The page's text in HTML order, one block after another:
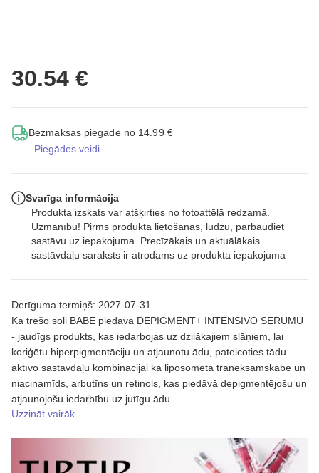
30.54 €
Bezmaksas piegāde no 14.99 €
Piegādes veidi
Derīguma termiņš: 2027-07-31
Kā trešo soli BABĒ piedāvā DEPIGMENT+ INTENSĪVO SERUMU
- jaudīgs produkts, kas iedarbojas uz dziļākajiem slāņiem, lai
koriģētu hiperpigmentāciju un atjaunotu ādu, pateicoties tādu
aktīvo sastāvdaļu kombinācijai kā liposomēta traneksāmskābe un
niacinamīds, arbutīns un retinols, kas piedāvā depigmentējošu un
atjaunojošu iedarbību uz jutīgu ādu.
Uzzināt vairāk
Svarīga informācija
Produkta izskats var atšķirties no fotoattēlā redzamā.
Uzmanību! Pirms produkta lietošanas, lūdzu, pārbaudiet
sastāvu uz iepakojuma. Precīzākais un aktuālākais
sastāvdaļu saraksts ir atrodams uz produkta iepakojuma